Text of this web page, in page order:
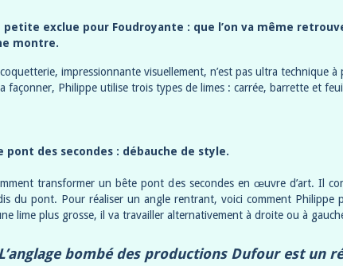
petite exclue pour Foudroyante : que l’on va même
montre.
impressionnante visuellement, n’est pas ultra technique
façonner, Philippe utilise trois types de limes : carrée, barrette et
pont des secondes : débauche de style.
transformer un bête pont des secondes en œuvre d’art. Il
du pont. Pour réaliser un angle rentrant, voici comment
lime plus grosse, il va travailler alternativement à droite ou à
L’anglage bombé des productions Dufour est un